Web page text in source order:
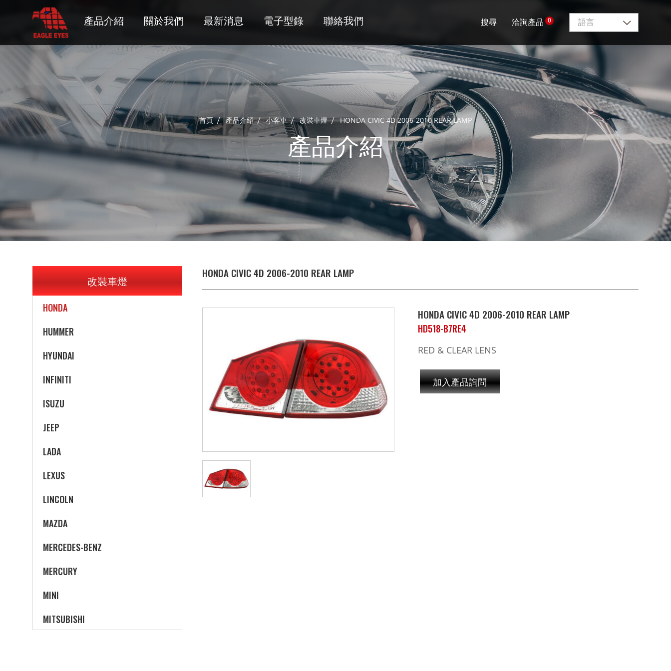
產品介紹 關於我們 最新消息 電子型錄 聯絡我們 搜尋 洽詢產品 0 語言
首頁 產品介紹 小客車 改裝車燈 HONDA CIVIC 4D 2006-2010 REAR LAMP
產品介紹
改裝車燈
AUDI
BMW
BUICK
CADILLAC
CHEVROLET
CHRYSLER
CITROEN
FORD
HONDA
HUMMER
HYUNDAI
INFINITI
ISUZU
JEEP
LADA
LEXUS
LINCOLN
MAZDA
MERCEDES-BENZ
MERCURY
MINI
MITSUBISHI
HONDA CIVIC 4D 2006-2010 REAR LAMP
HONDA CIVIC 4D 2006-2010 REAR LAMP
HD518-B7RE4
RED & CLEAR LENS
加入產品詢問